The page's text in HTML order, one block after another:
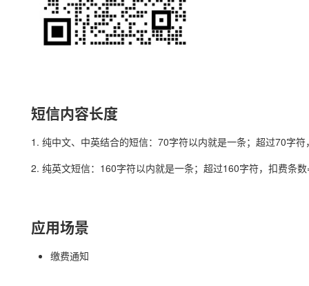
短信内容长度
1. 纯中文、中英结合的短信：70字符以内就是一条；超过70字
2. 纯英文短信：160字符以内就是一条；超过160字符，扣费条
应用场景
缴费通知